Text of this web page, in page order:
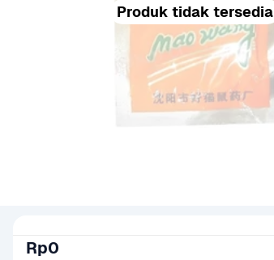
Produk tidak tersedia
Rp0